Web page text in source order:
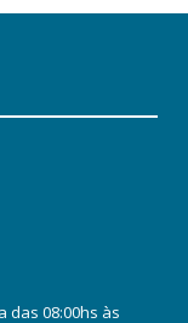
das 08:00hs às